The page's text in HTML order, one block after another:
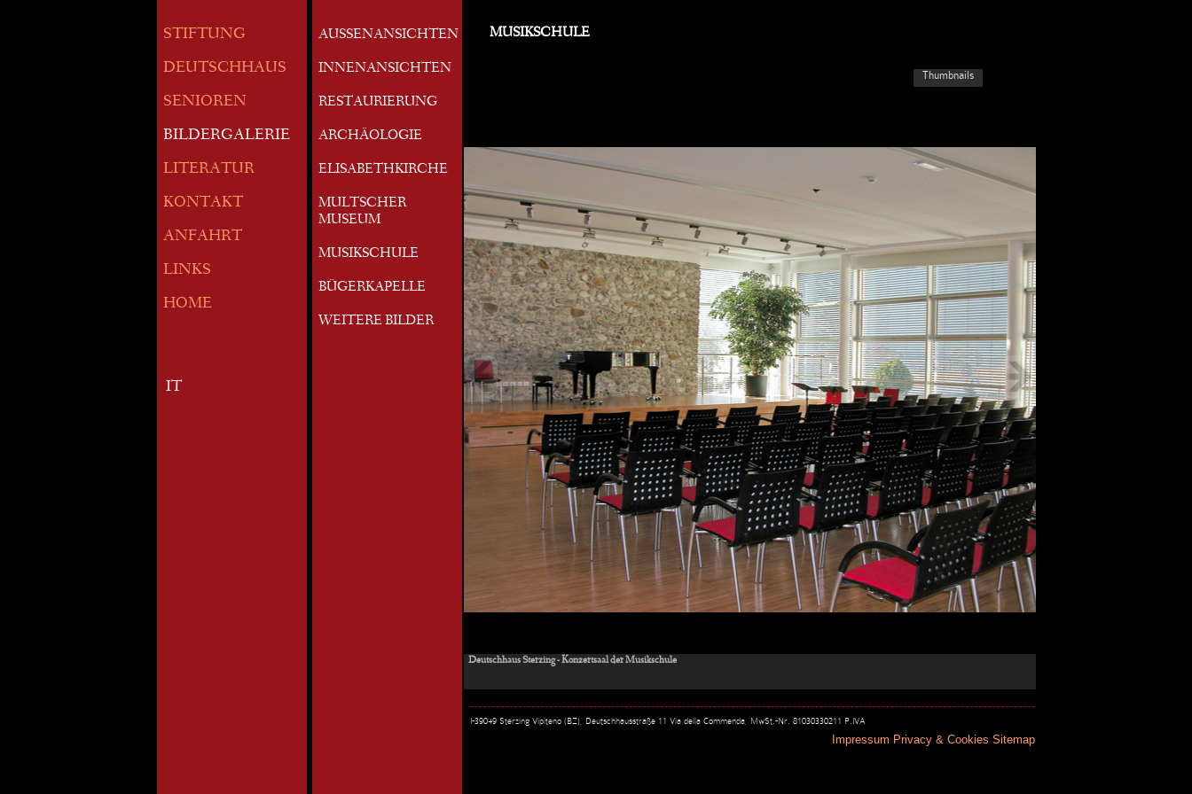
STIFTUNG
DEUTSCHHAUS
SENIOREN
BILDERGALERIE
LITERATUR
KONTAKT
ANFAHRT
LINKS
HOME
IT
AUSSENANSICHTEN
INNENANSICHTEN
RESTAURIERUNG
ARCHÄOLOGIE
ELISABETHKIRCHE
MULTSCHER
MUSEUM
MUSIKSCHULE
BÜGERKAPELLE
WEITERE BILDER
MUSIKSCHULE
Deutschhaus Sterzing - Konzertsaal der Musikschule
Thumbnails
I-39049 Sterzing Vipiteno (BZ), Deutschhausstraße 11 Via della Commenda, MwSt.-Nr. 81030330211 P.IVA
Impressum Privacy & Cookies Sitemap